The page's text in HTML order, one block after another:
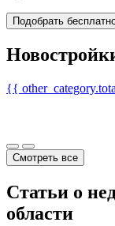
Подобрать
{{
Смотреть все
Статьи о
области